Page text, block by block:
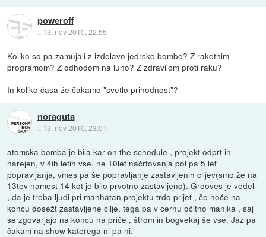
poweroff
:: 13. nov 2010, 22:55
Koliko so pa zamujali z izdelavo jedrske bombe? Z raketnim
programom? Z odhodom na luno? Z zdravilom proti raku?
In koliko časa že čakamo "svetlo prihodnost"?
noraguta
:: 13. nov 2010, 23:01
atomska bomba je bila kar on the schedule , projekt odprt in
narejen, v 4ih letih vse. ne 10let načrtovanja pol pa 5 let
popravljanja, vmes pa še popravljanje zastavljenih ciljev(smo že na
13tev namest 14 kot je bilo prvotno zastavljeno). Grooves je vedel
, da je treba ljudi pri manhatan projektu trdo prijet , če hoče na
koncu dosežt zastavljene cilje. tega pa v cernu očitno manjka , saj
se zgovarjajo na koncu na priče , štrom in bogvekaj še vse. Jaz pa
čakam na show katerega ni pa ni.